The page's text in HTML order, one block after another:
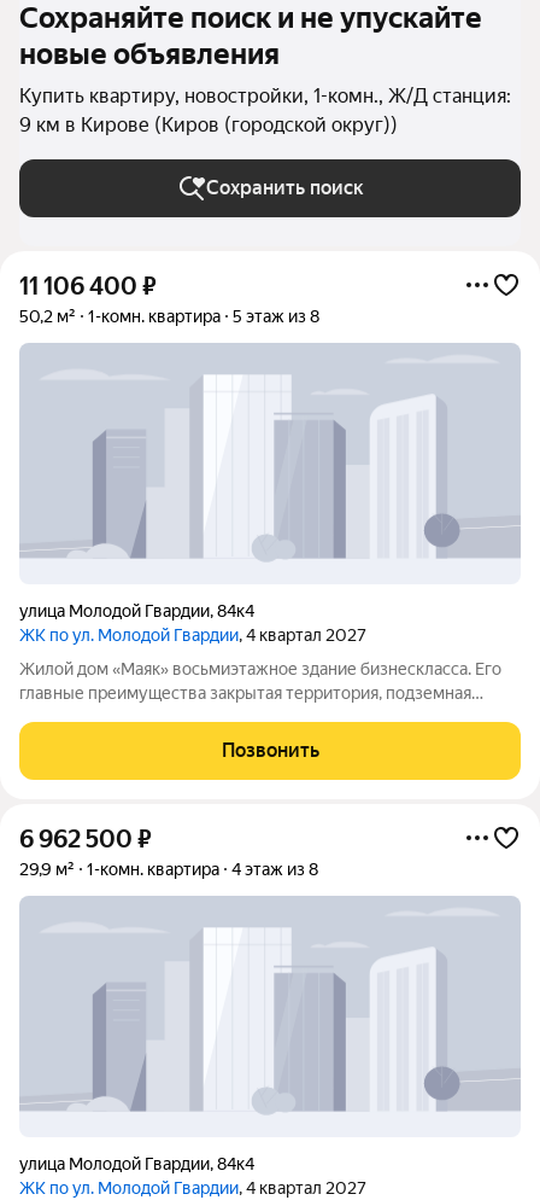
Сохраняйте поиск и не упускайте
новые объявления
Купить квартиру, новостройки, 1-комн., Ж/Д станция:
9 км в Кирове (Киров (городской округ))
Сохранить поиск
11 106 400 ₽
50,2 м² 1-комн. квартира 5 этаж из 8
улица Молодой Гвардии,84к4
ЖК по ул. Молодой Гвардии, 4 квартал 2027
Жилой дом «Маяк» восьмиэтажное здание бизнескласса. Его
главные преимущества закрытая территория, подземная
Благодаря компактности дома проще наладить
добрососедские отношения и совместно
Позвонить
6 962 500 ₽
29,9 м² 1-комн. квартира 4 этаж из 8
улица Молодой Гвардии,84к4
ЖК по ул. Молодой Гвардии, 4 квартал 2027